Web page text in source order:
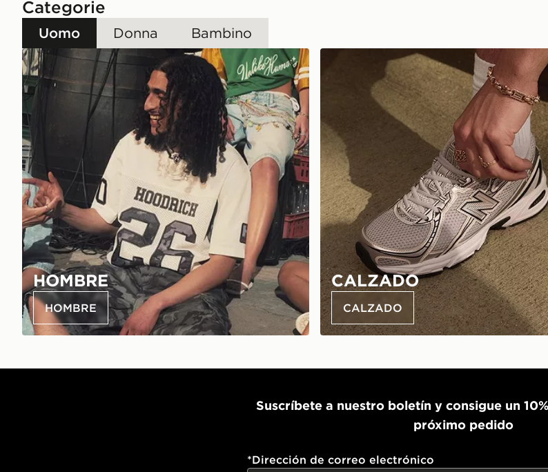
Categorie
Uomo Donna Bambino
HOMBRE
HOMBRE
CALZADO
CALZADO
Suscríbete a nuestro boletín y consigue un
próximo pedido
*Dirección de correo electrónico